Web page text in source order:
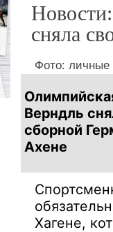
сняла
Фото: личные
Верндль
сборной
Ахене
Хагенe,